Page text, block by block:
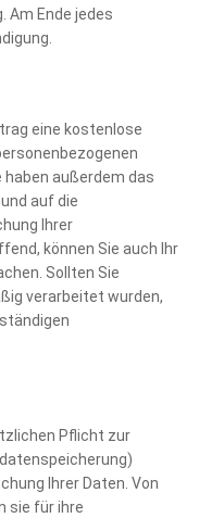
Am Ende jedes
eine kostenlose
haben außerdem das
auf die
Ihrer
können Sie auch Ihr
Sollten Sie
verarbeitet wurden,
Pflicht zur
Ihrer Daten. Von
sie für ihre